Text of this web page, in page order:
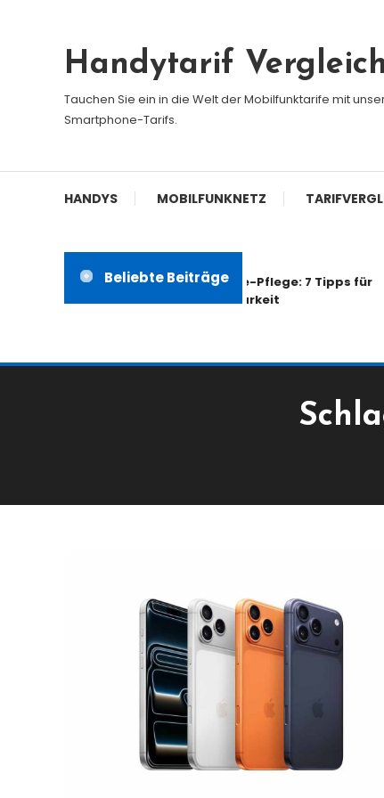
Handytarif Vergleich
Tauchen Sie ein in die Welt der Mobilfunktarife mit
Smartphone-Tarifs.
HANDYS MOBILFUNKNETZ
Beliebte Beiträge
Smartphone-Pflege: 7 Tipps für
mehr Haltbarkeit